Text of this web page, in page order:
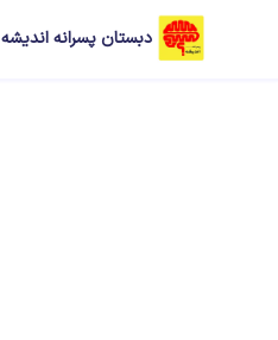
دبستان پسرانه اندیشه